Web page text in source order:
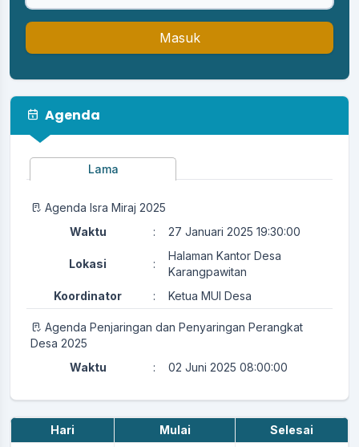
Masuk
Agenda
Lama
Agenda Isra Miraj 2025
Waktu
: 27 Januari 2025 19:30:00
Lokasi :
Halaman Kantor Desa
Karangpawitan
Koordinator
: Ketua MUI Desa
Agenda Penjaringan dan Penyaringan Perangkat
Desa 2025
Waktu
:
02 Juni 2025 08:00:00
Koordinator
Tim Penjaringan dan
Penyaringan Perangkat Desa
Hari Mulai
Selesai